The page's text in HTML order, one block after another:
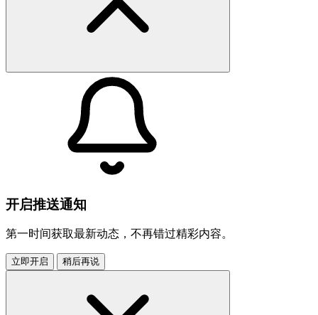
开启推送通知
第一时间获取最新动态，不再错过精彩内容。
立即开启 稍后再说